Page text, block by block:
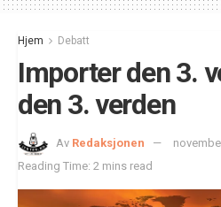
Hjem Debatt
Importer den 3.
den 3. verden
Av Redaksjonen
Reading Time: 2 mins read